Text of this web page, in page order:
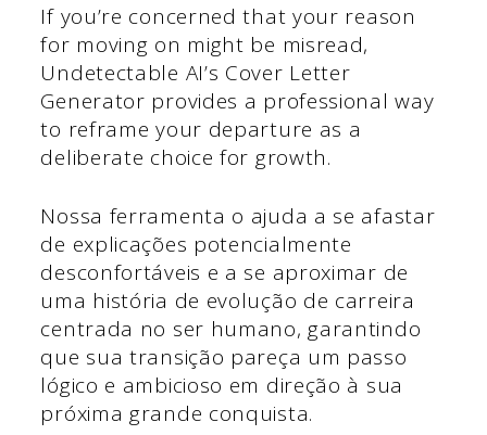
If you’re concerned that your reason
for moving on might be misread,
Undetectable AI’s Cover Letter
Generator provides a professional way
to reframe your departure as a
deliberate choice for growth.
Nossa ferramenta o ajuda a se afastar
de explicações potencialmente
desconfortáveis e a se aproximar de
uma história de evolução de carreira
centrada no ser humano, garantindo
que sua transição pareça um passo
lógico e ambicioso em direção à sua
próxima grande conquista.